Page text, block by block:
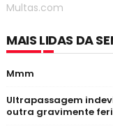
Multas.com
MAIS LIDAS DA
Mmm
Ultrapassagem
outra gravimente